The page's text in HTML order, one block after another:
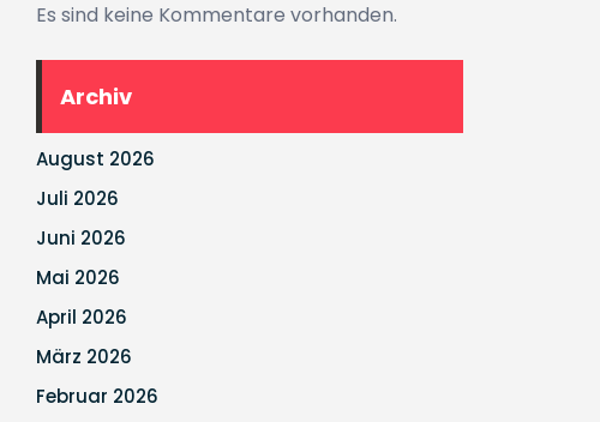
Es sind keine Kommentare vorhanden.
Archiv
August 2026
Juli 2026
Juni 2026
Mai 2026
April 2026
März 2026
Februar 2026